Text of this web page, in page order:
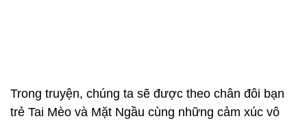
Trong truyện, chúng ta sẽ được theo chân đôi bạn
trẻ Tai Mèo và Mặt Ngầu cùng những cảm xúc vô